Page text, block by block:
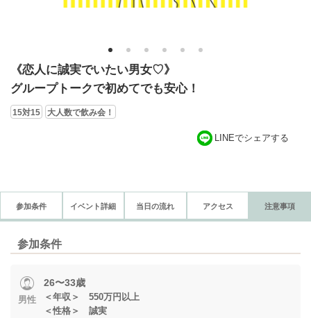
1 2 3 4 5 6
《恋人に誠実でいたい男女♡》
グループトークで初めてでも安心！
15対15 大人数で飲み会！
LINEでシェアする
参加条件 イベント詳細 当日の流れ アクセス 注意事項
参加条件
男性
26〜33歳
＜年収＞ 550万円以上
＜性格＞ 誠実